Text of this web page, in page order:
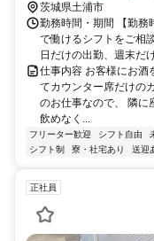
分 Gee Beeでは広範囲
エリアから出勤のスタッフが多数。 金町、
子、取手、龍ヶ崎、守
ている方もいますので
茨城県土浦市
勤務時間・期間 【勤務
で働けるシフトをご相
日だけの出勤、週末だ
仕事内容 お客様にお酒
てカウンター席だけの
のお仕事なので、 隣
飲めなく...
フリーター歓迎 シフト自由
シフト制
寮・社宅あり 送迎
正社員